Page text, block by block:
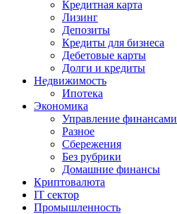
Кредитная карта
Лизинг
Депозиты
Кредиты для бизнеса
Дебетовые карты
Долги и кредиты
Недвижимость
Ипотека
Экономика
Управление финансами
Разное
Сбережения
Без рубрики
Домашние финансы
Криптовалюта
IT сектор
Промышленность